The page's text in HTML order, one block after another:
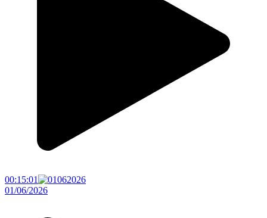
00:15:01
01/06/2026